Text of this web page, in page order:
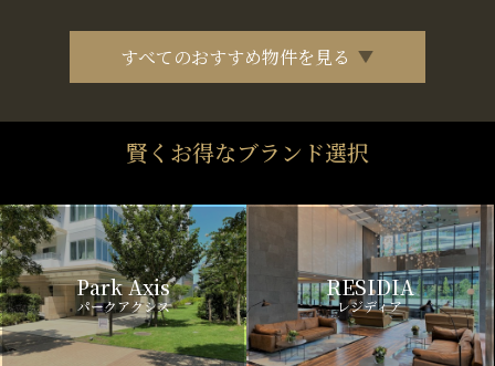
すべてのおすすめ物件を見る
賢くお得なブランド選択
Park Axis
パークアクシス
RESIDIA
レジディア